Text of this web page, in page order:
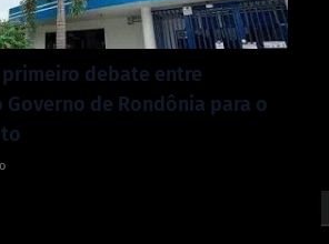
primeiro debate entre
de Rondônia para o